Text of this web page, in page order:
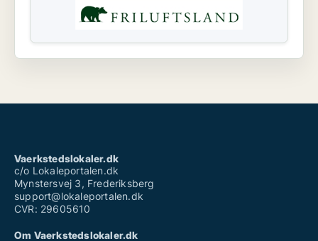
Vaerkstedslokaler.dk
c/o Lokaleportalen.dk
Mynstersvej 3, Frederiksberg
support@lokaleportalen.dk
CVR: 29605610
Om Vaerkstedslokaler.dk